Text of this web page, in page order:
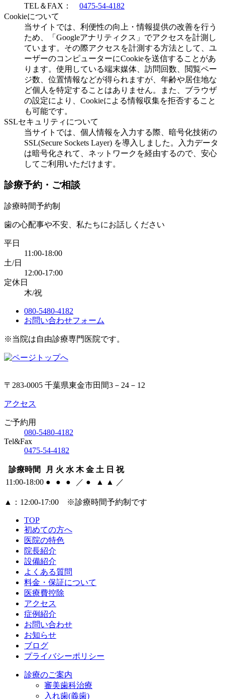
TEL＆FAX： 0475-54-4182
Cookieについて
当サイトでは、利便性の向上・情報提供の改善を行う
ため、「Googleアナリティクス」でアクセスを計測し
ています。その際アクセスを計測する方法として、ユ
ーザーのコンピューターにCookieを送信することがあ
ります。使用している端末媒体、訪問回数、閲覧ペー
ジ数、位置情報などが得られますが、年齢や居住地な
ど個人を特定することはありません。また、ブラウザ
の設定により、Cookieによる情報収集を拒否すること
も可能です。
SSLセキュリティについて
当サイトでは、個人情報を入力する際、暗号化技術の
SSL(Secure Sockets Layer) を導入しました。入力データ
は暗号化されて、ネットワークを経由するので、安心
してご利用いただけます。
診療予約・ご相談
診療時間予約制
歯の心配事や不安、私たちにお話しください
平日
11:00-18:00
土/日
12:00-17:00
定休日
木/祝
080-5480-4182
お問い合わせフォーム
※当院は自由診療専門医院です。
〒283-0005 千葉県東金市田間3－24－12
アクセス
ご予約用
080-5480-4182
Tel&Fax
0475-54-4182
診療時間 月 火 水 木 金 土 日 祝
11:00-18:00 ● ● ● ／ ● ▲ ▲ ／
▲ ：12:00‐17:00 ※診療時間予約制です
TOP
初めての方へ
医院の特色
院長紹介
設備紹介
よくある質問
料金・保証について
医療費控除
アクセス
症例紹介
お問い合わせ
お知らせ
ブログ
プライバシーポリシー
診療のご案内
審美歯科治療
入れ歯(義歯)